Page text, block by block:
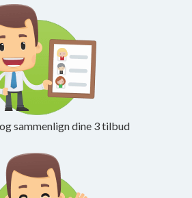
sammenlign dine 3 tilbud